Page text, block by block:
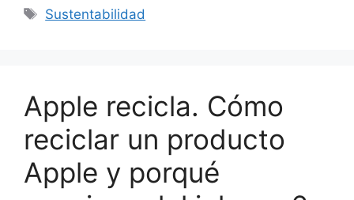
Etiquetas
Sustentabilidad
Apple recicla. Cómo
reciclar un producto
Apple y porqué